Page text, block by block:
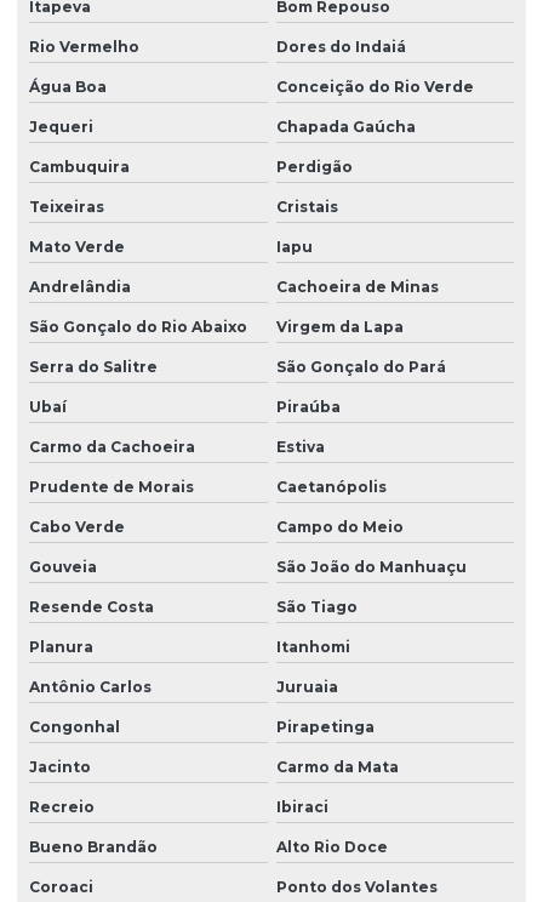
Itapeva Bom Repouso
Rio Vermelho Dores do Indaiá
Água Boa Conceição do Rio Verde
Jequeri Chapada Gaúcha
Cambuquira Perdigão
Teixeiras Cristais
Mato Verde Iapu
Andrelândia Cachoeira de Minas
São Gonçalo do Rio Abaixo Virgem da Lapa
Serra do Salitre São Gonçalo do Pará
Ubaí Piraúba
Carmo da Cachoeira Estiva
Prudente de Morais Caetanópolis
Cabo Verde Campo do Meio
Gouveia São João do Manhuaçu
Resende Costa São Tiago
Planura Itanhomi
Antônio Carlos Juruaia
Congonhal Pirapetinga
Jacinto Carmo da Mata
Recreio Ibiraci
Bueno Brandão Alto Rio Doce
Coroaci Ponto dos Volantes